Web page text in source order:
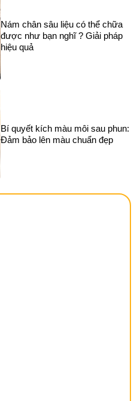
Nám chân sâu liệu có thể chữa
được như bạn nghĩ ? Giải pháp
hiệu quả
Bí quyết kích màu môi sau phun:
Đảm bảo lên màu chuẩn đẹp